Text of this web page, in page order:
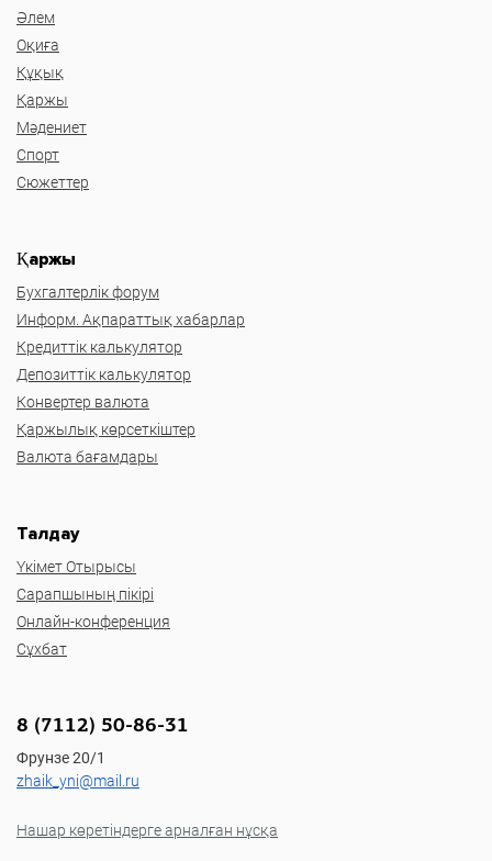
Әлем
Оқиға
Құқық
Қаржы
Мәдениет
Спорт
Сюжеттер
Қаржы
Бухгалтерлік форум
Информ. Ақпараттық хабарлар
Кредиттік калькулятор
Депозиттік калькулятор
Конвертер валюта
Қаржылық көрсеткіштер
Валюта бағамдары
Талдау
Үкімет Отырысы
Сарапшының пікірі
Онлайн-конференция
Сұхбат
8 (7112) 50-86-31
Фрунзе 20/1
zhaik_yni@mail.ru
Нашар көретіндерге арналған нұсқа